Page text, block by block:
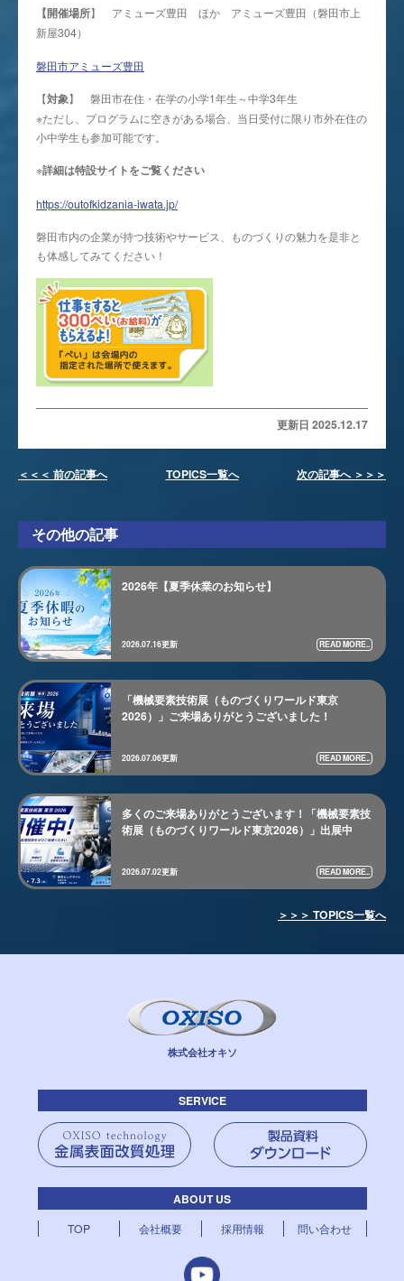
【開催場所】 アミューズ豊田 ほか アミューズ豊田（磐田市上
新屋304）
磐田市アミューズ豊田
【対象】 磐田市在住・在学の小学1年生～中学3年生
※ただし、プログラムに空きがある場合、当日受付に限り市外在住の
小中学生も参加可能です。
※詳細は特設サイトをご覧ください
https://outofkidzania-iwata.jp/
磐田市内の企業が持つ技術やサービス、ものづくりの魅力を是非と
も体感してみてください！
更新日 2025.12.17
＜＜＜ 前の記事へ TOPICS一覧へ 次の記事へ ＞＞＞
その他の記事
2026年【夏季休業のお知らせ】
2026.07.16更新 READ MORE..
「機械要素技術展（ものづくりワールド東京
2026）」ご来場ありがとうございました！
2026.07.06更新 READ MORE..
多くのご来場ありがとうございます！「機械要素技
術展（ものづくりワールド東京2026）」出展中
2026.07.02更新 READ MORE..
＞＞＞ TOPICS一覧へ
株式会社オキソ
SERVICE
ABOUT US
TOP 会社概要 採用情報 問い合わせ